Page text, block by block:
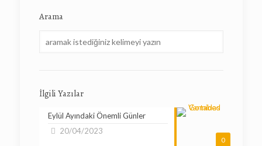
Arama
İlgili Yazılar
0
Eylül Ayındaki Önemli Günler
20/04/2023